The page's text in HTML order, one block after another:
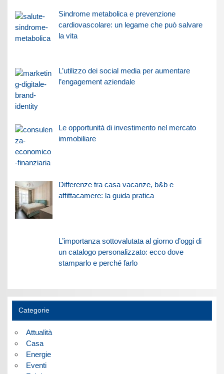
Sindrome metabolica e prevenzione
cardiovascolare: un legame che può salvare
la vita
L’utilizzo dei social media per aumentare
l’engagement aziendale
Le opportunità di investimento nel mercato
immobiliare
Differenze tra casa vacanze, b&b e
affittacamere: la guida pratica
L’importanza sottovalutata al giorno d’oggi di
un catalogo personalizzato: ecco dove
stamparlo e perché farlo
Categorie
Attualità
Casa
Energie
Eventi